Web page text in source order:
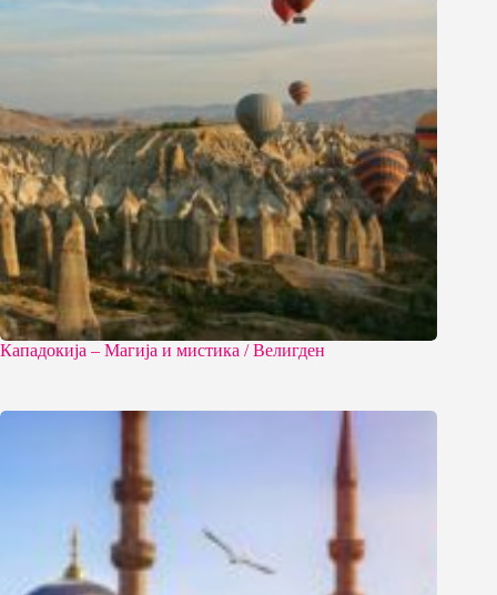
Кападокија – Магија и мистика / Велигден